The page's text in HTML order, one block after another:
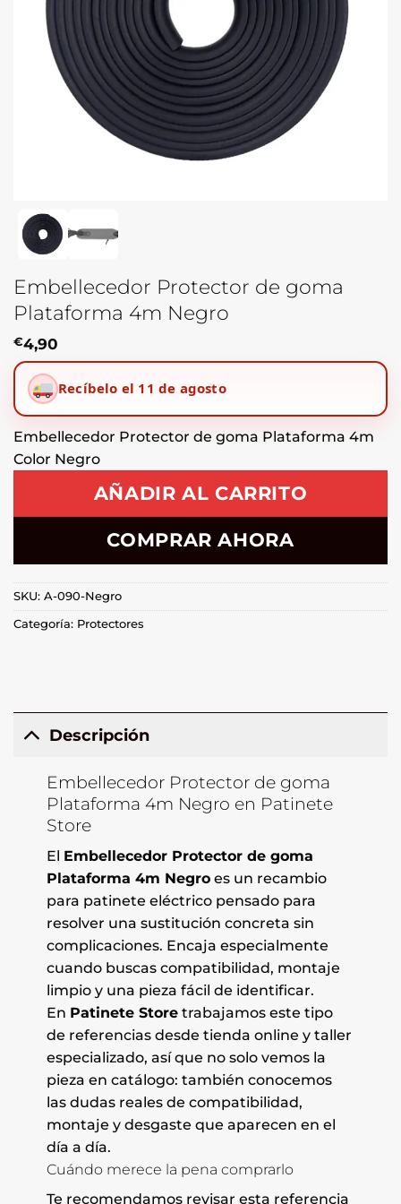
Embellecedor Protector de goma
Plataforma 4m Negro
€4,90
Recíbelo el 11 de agosto
Embellecedor Protector de goma Plataforma 4m
Color Negro
AÑADIR AL CARRITO
COMPRAR AHORA
SKU: A-090-Negro
Categoría: Protectores
Descripción
Embellecedor Protector de goma
Plataforma 4m Negro en Patinete
Store
El Embellecedor Protector de goma
Plataforma 4m Negroes un recambio
para patinete eléctrico pensado para
resolver una sustitución concreta sin
complicaciones. Encaja especialmente
cuando buscas compatibilidad, montaje
limpio y una pieza fácil de identificar.
En Patinete Storetrabajamos este tipo
de referencias desde tienda online y taller
especializado, así que no solo vemos la
pieza en catálogo: también conocemos
las dudas reales de compatibilidad,
montaje y desgaste que aparecen en el
día a día.
Cuándo merece la pena comprarlo
Te recomendamos revisar esta referencia